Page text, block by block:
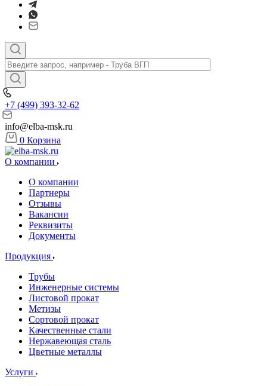
+7 (499) 393-32-62
info@elba-msk.ru
0 Корзина
О компании
О компании
Партнеры
Отзывы
Вакансии
Реквизиты
Документы
Продукция
Трубы
Инженерные системы
Листовой прокат
Метизы
Сортовой прокат
Качественные стали
Нержавеющая сталь
Цветные металлы
Услуги